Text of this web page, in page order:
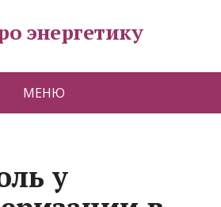
энергетику
МЕНЮ
у